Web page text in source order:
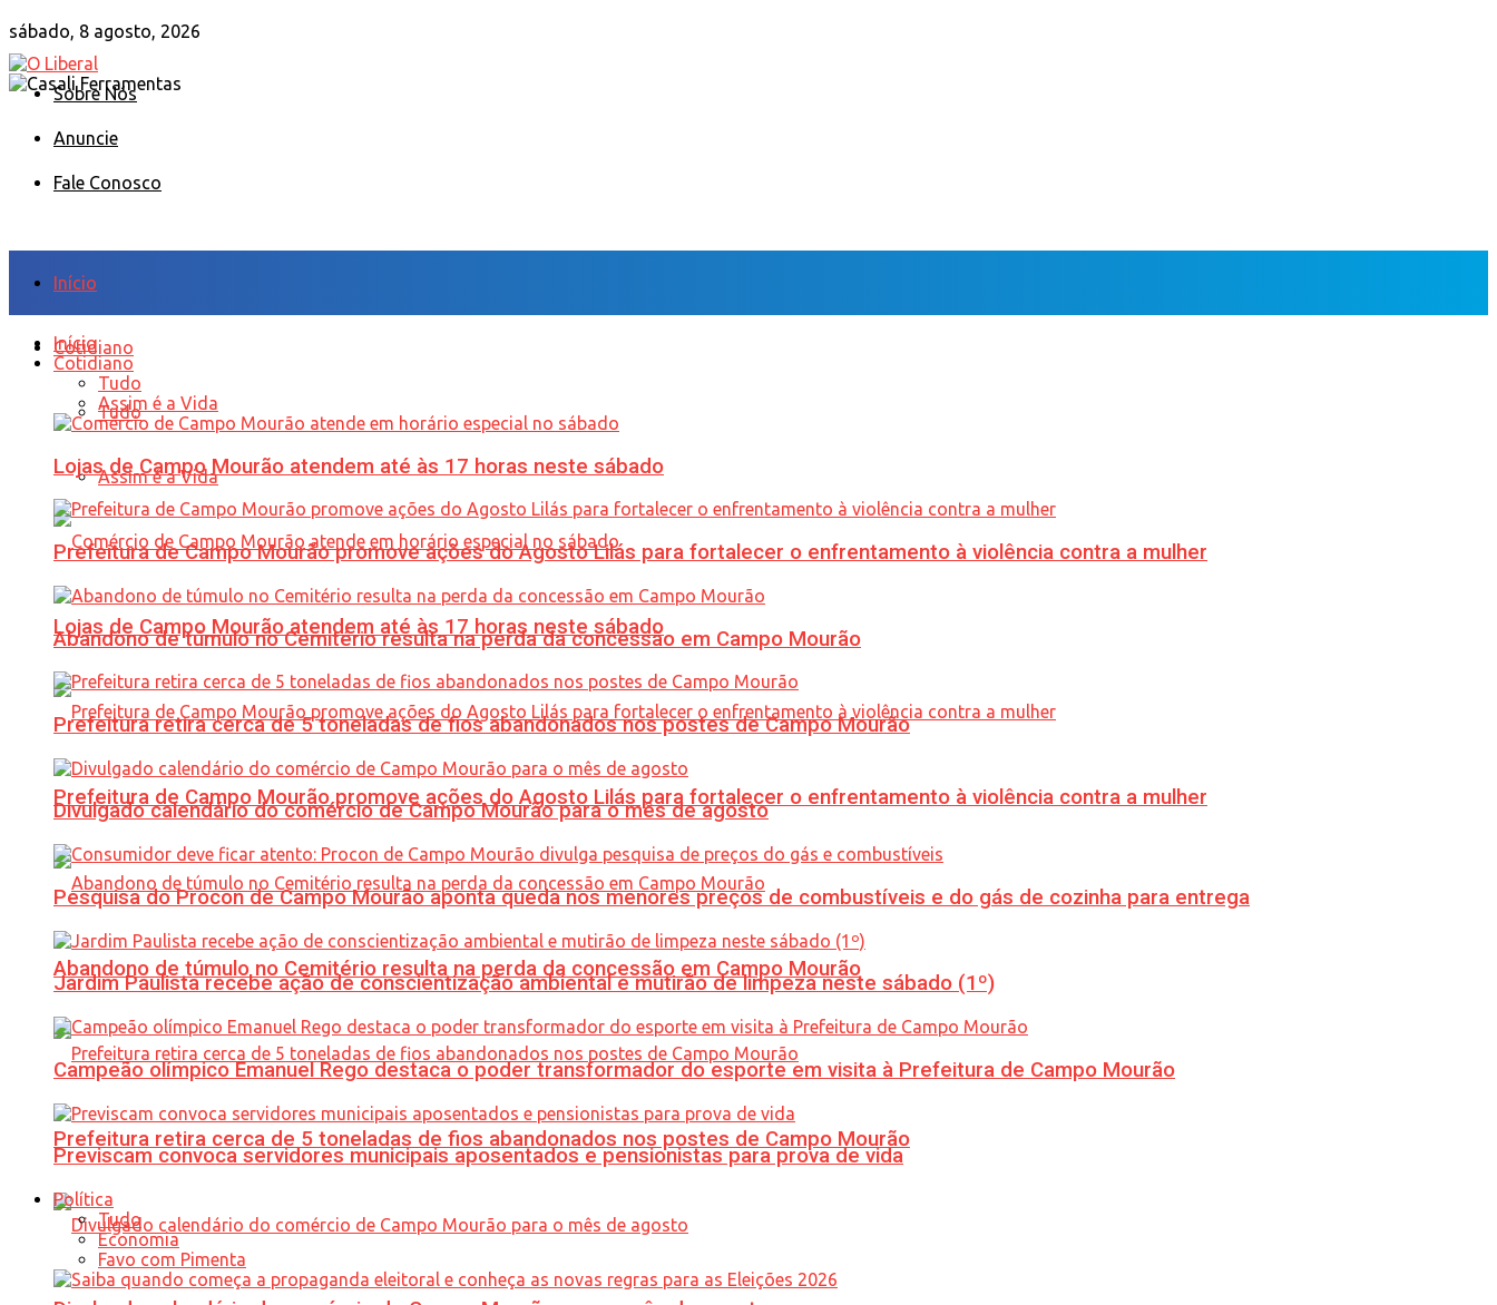
sábado, 8 agosto, 2026
Sobre Nós
Anuncie
Fale Conosco
Início
Cotidiano
Tudo
Assim é a Vida
Lojas de Campo Mourão atendem até às 17 horas neste sábado
Prefeitura de Campo Mourão promove ações do Agosto Lilás para fortalecer o enfrentamento à violência contra a mulher
Abandono de túmulo no Cemitério resulta na perda da concessão em Campo Mourão
Prefeitura retira cerca de 5 toneladas de fios abandonados nos postes de Campo Mourão
Início
Cotidiano
Tudo
Assim é a Vida
Lojas de Campo Mourão atendem até às 17 horas neste sábado
Prefeitura de Campo Mourão promove ações do Agosto Lilás para fortalecer o enfrentamento à violência contra a mulher
Abandono de túmulo no Cemitério resulta na perda da concessão em Campo Mourão
Prefeitura retira cerca de 5 toneladas de fios abandonados nos postes de Campo Mourão
Divulgado calendário do comércio de Campo Mourão para o mês de agosto
Pesquisa do Procon de Campo Mourão aponta queda nos menores preços de combustíveis e do gás de cozinha para entrega
Jardim Paulista recebe ação de conscientização ambiental e mutirão de limpeza neste sábado (1º)
Campeão olímpico Emanuel Rego destaca o poder transformador do esporte em visita à Prefeitura de Campo Mourão
Previscam convoca servidores municipais aposentados e pensionistas para prova de vida
Política
Tudo
Economia
Favo com Pimenta